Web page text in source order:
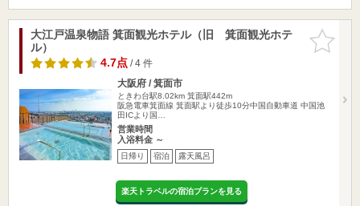
お気に入
りに追加
大江戸温泉物語 箕面観光ホテル（旧 箕面観光ホテ
ル）
4.7点/ 4 件
大阪府 / 箕面市
ときわ台駅8.02km 箕面駅442m
阪急電車箕面線 箕面駅より徒歩10分中国自動車道 中国池
田ICより国…
営業時間
入浴料金 ～
日帰り 宿泊 露天風呂
楽天トラベルの宿泊プランを見る